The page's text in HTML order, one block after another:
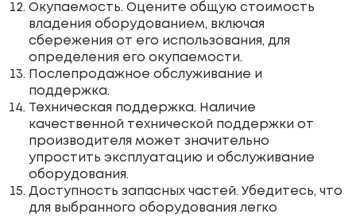
Окупаемость. Оцените общую стоимость
владения оборудованием, включая
сбережения от его использования, для
определения его окупаемости.
Послепродажное обслуживание и
поддержка.
Техническая поддержка. Наличие
качественной технической поддержки от
производителя может значительно
упростить эксплуатацию и обслуживание
оборудования.
Доступность запасных частей. Убедитесь, что
для выбранного оборудования легко